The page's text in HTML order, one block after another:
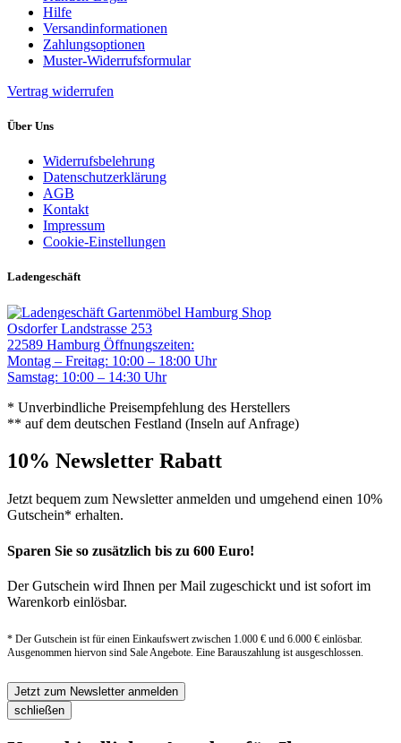
Hilfe
Versandinformationen
Zahlungsoptionen
Muster-Widerrufsformular
Vertrag widerrufen
Über Uns
Widerrufsbelehrung
Datenschutzerklärung
AGB
Kontakt
Impressum
Cookie-Einstellungen
Ladengeschäft
Gartenmöbel Hamburg Shop
Osdorfer Landstrasse 253
22589 Hamburg Öffnungszeiten:
Montag – Freitag: 10:00 – 18:00 Uhr
Samstag: 10:00 – 14:30 Uhr
* Unverbindliche Preisempfehlung des Herstellers
** auf dem deutschen Festland (Inseln auf Anfrage)
10% Newsletter Rabatt
Jetzt bequem zum Newsletter anmelden und umgehend einen 10%
Gutschein* erhalten.
Sparen Sie so zusätzlich bis zu 600 Euro!
Der Gutschein wird Ihnen per Mail zugeschickt und ist sofort im
Warenkorb einlösbar.
* Der Gutschein ist für einen Einkaufswert zwischen 1.000 € und 6.000 € einlösbar.
Ausgenommen hiervon sind Sale Angebote. Eine Barauszahlung ist ausgeschlossen.
Jetzt zum Newsletter anmelden
schließen